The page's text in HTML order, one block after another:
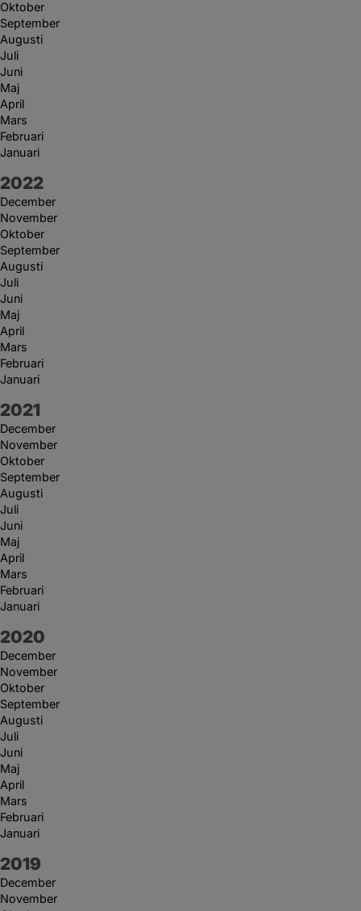
Oktober
September
Augusti
Juli
Juni
Maj
April
Mars
Februari
Januari
År:
2022
December
November
Oktober
September
Augusti
Juli
Juni
Maj
April
Mars
Februari
Januari
År:
2021
December
November
Oktober
September
Augusti
Juli
Juni
Maj
April
Mars
Februari
Januari
År:
2020
December
November
Oktober
September
Augusti
Juli
Juni
Maj
April
Mars
Februari
Januari
År:
2019
December
November